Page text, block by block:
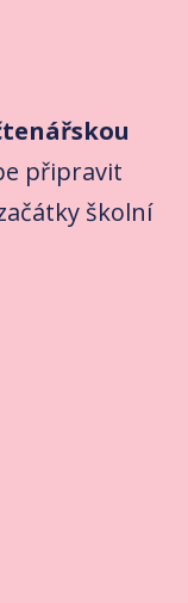
připravit
školní